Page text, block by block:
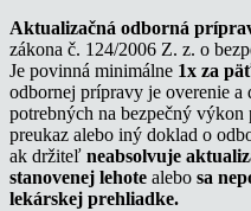
Aktualizačná odborná
zákona č. 124/2006 Z. z. o
Je povinná minimálne 1x za
odbornej prípravy je overenie a
potrebných na bezpečný výkon
preukaz alebo iný doklad o
ak držiteľ neabsolvuje
stanovenej lehote alebo sa
lekárskej prehliadke.